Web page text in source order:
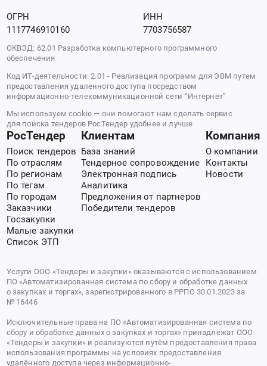
ОГРН
1117746910160
ИНН
7703756587
ОКВЭД: 62.01 Разработка компьютерного программного
обеспечения
Код ИТ-деятельности: 2.01 - Реализация программ для ЭВМ путем
предоставления удаленного доступа посредством
информационно-телекоммуникационной сети “Интернет”
Мы используем cookie — они помогают нам сделать сервис
для поиска тендеров РосТендер удобнее и лучше
РосТендер
Поиск тендеров
По отраслям
По регионам
По тегам
По городам
Заказчики
Госзакупки
Малые закупки
Список ЭТП
Клиентам
База знаний
Тендерное сопровождение
Электронная подпись
Аналитика
Предложения от партнеров
Победители тендеров
Компания
О компании
Контакты
Новости
Услуги ООО «Тендеры и закупки» оказываются с использованием
ПО «Автоматизированная система по сбору и обработке данных
о закупках и торгах», зарегистрированного в РРПО 30.01.2023 за
№ 16446
Исключительные права на ПО «Автоматизированная система по
сбору и обработке данных о закупках и торгах» принадлежат ООО
«Тендеры и закупки» и реализуются путём предоставления права
использования программы на условиях предоставления
удалённого доступа через информационно-